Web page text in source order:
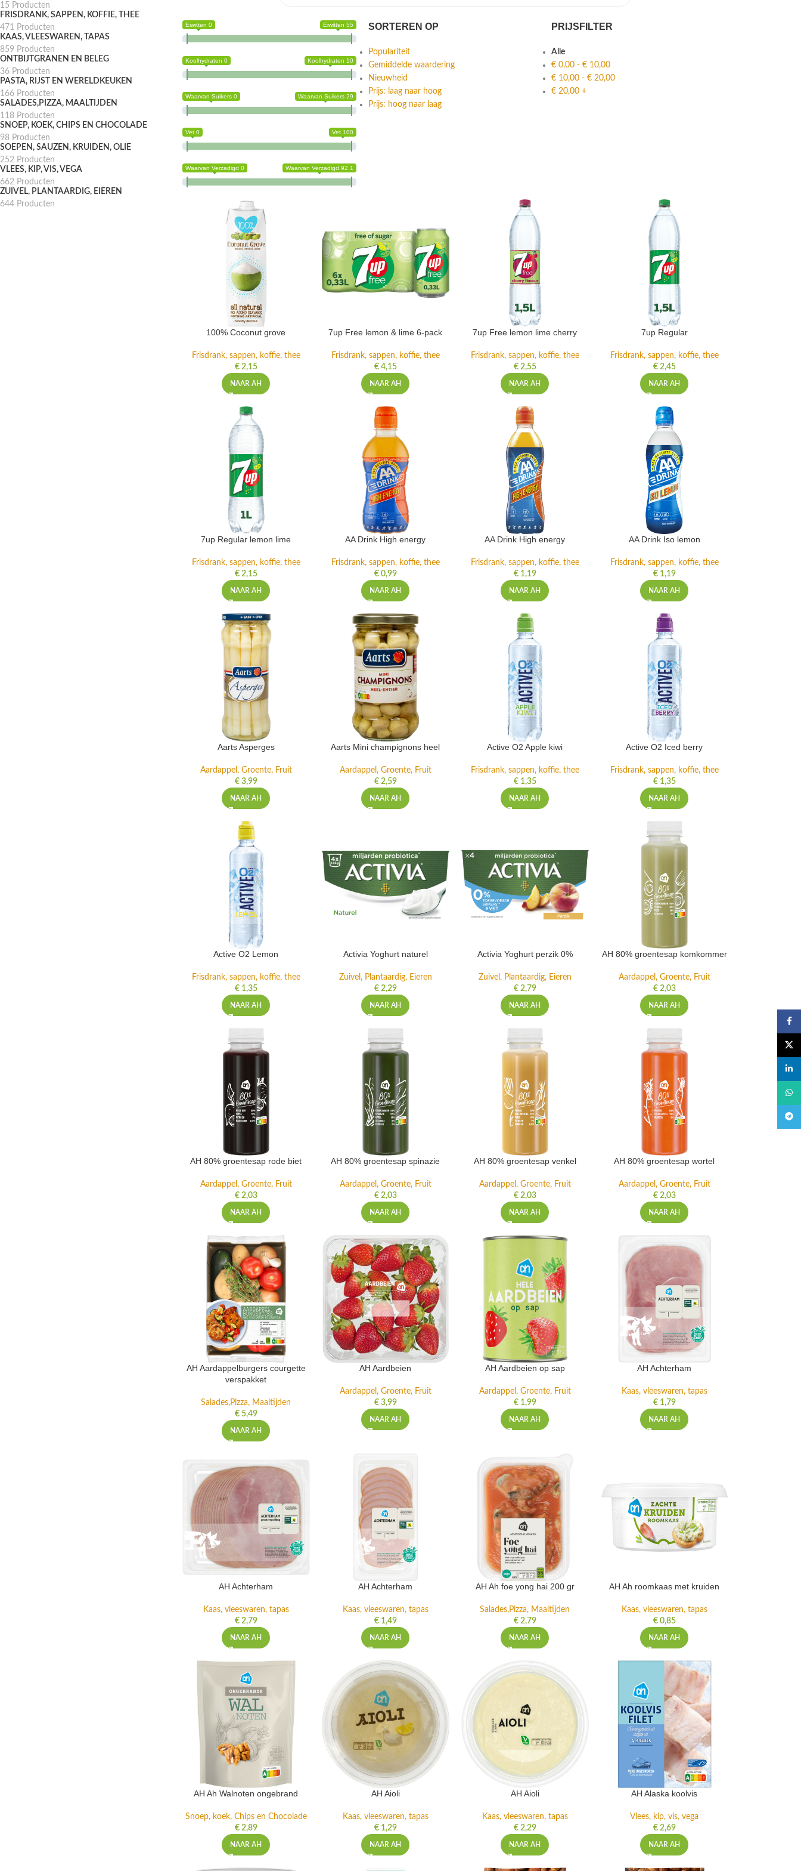
15 Producten
FRISDRANK, SAPPEN, KOFFIE, THEE
471 Producten
KAAS, VLEESWAREN, TAPAS
859 Producten
ONTBIJTGRANEN EN BELEG
36 Producten
PASTA, RIJST EN WERELDKEUKEN
166 Producten
SALADES,PIZZA, MAALTIJDEN
118 Producten
SNOEP, KOEK, CHIPS EN CHOCOLADE
98 Producten
SOEPEN, SAUZEN, KRUIDEN, OLIE
252 Producten
VLEES, KIP, VIS, VEGA
662 Producten
ZUIVEL, PLANTAARDIG, EIEREN
644 Producten
Eiwitten 0 Eiwitten 55
Koolhydraten 0 Koolhydraten 10
Waarvan Suikers 0 Waarvan Suikers 29
Vet 0 Vet 100
Waarvan Verzadigd 0 Waarvan Verzadigd 92.1
SORTEREN OP
Populariteit
Gemiddelde waardering
Nieuwheid
Prijs: laag naar hoog
Prijs: hoog naar laag
PRIJSFILTER
Alle
€0,00- €10,00
€10,00- €20,00
€20,00+
100% Coconut grove
Frisdrank, sappen, koffie, thee
€2,15
NAAR AH
7up Free lemon & lime 6-pack
Frisdrank, sappen, koffie, thee
€4,15
NAAR AH
7up Free lemon lime cherry
Frisdrank, sappen, koffie, thee
€2,55
NAAR AH
7up Regular
Frisdrank, sappen, koffie, thee
€2,45
NAAR AH
7up Regular lemon lime
Frisdrank, sappen, koffie, thee
€2,15
NAAR AH
AA Drink High energy
Frisdrank, sappen, koffie, thee
€0,99
NAAR AH
AA Drink High energy
Frisdrank, sappen, koffie, thee
€1,19
NAAR AH
AA Drink Iso lemon
Frisdrank, sappen, koffie, thee
€1,19
NAAR AH
Aarts Asperges
Aardappel, Groente, Fruit
€3,99
NAAR AH
Aarts Mini champignons heel
Aardappel, Groente, Fruit
€2,59
NAAR AH
Active O2 Apple kiwi
Frisdrank, sappen, koffie, thee
€1,35
NAAR AH
Active O2 Iced berry
Frisdrank, sappen, koffie, thee
€1,35
NAAR AH
Active O2 Lemon
Frisdrank, sappen, koffie, thee
€1,35
NAAR AH
Activia Yoghurt naturel
Zuivel, Plantaardig, Eieren
€2,29
NAAR AH
Activia Yoghurt perzik 0%
Zuivel, Plantaardig, Eieren
€2,79
NAAR AH
AH 80% groentesap komkommer
Aardappel, Groente, Fruit
€2,03
NAAR AH
AH 80% groentesap rode biet
Aardappel, Groente, Fruit
€2,03
NAAR AH
AH 80% groentesap spinazie
Aardappel, Groente, Fruit
€2,03
NAAR AH
AH 80% groentesap venkel
Aardappel, Groente, Fruit
€2,03
NAAR AH
AH 80% groentesap wortel
Aardappel, Groente, Fruit
€2,03
NAAR AH
AH Aardappelburgers courgette
verspakket
Salades,Pizza, Maaltijden
€5,49
NAAR AH
AH Aardbeien
Aardappel, Groente, Fruit
€3,99
NAAR AH
AH Aardbeien op sap
Aardappel, Groente, Fruit
€1,99
NAAR AH
AH Achterham
Kaas, vleeswaren, tapas
€1,79
NAAR AH
AH Achterham
Kaas, vleeswaren, tapas
€2,79
NAAR AH
AH Achterham
Kaas, vleeswaren, tapas
€1,49
NAAR AH
AH Ah foe yong hai 200 gr
Salades,Pizza, Maaltijden
€2,79
NAAR AH
AH Ah roomkaas met kruiden
Kaas, vleeswaren, tapas
€0,85
NAAR AH
AH Ah Walnoten ongebrand
Snoep, koek, Chips en Chocolade
€2,89
NAAR AH
AH Aioli
Kaas, vleeswaren, tapas
€1,29
NAAR AH
AH Aioli
Kaas, vleeswaren, tapas
€2,29
NAAR AH
AH Alaska koolvis
Vlees, kip, vis, vega
€2,69
NAAR AH